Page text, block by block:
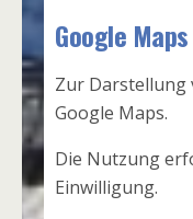
Google Maps
Zur Darstellung
Google Maps.
Die Nutzung
Einwilligung.